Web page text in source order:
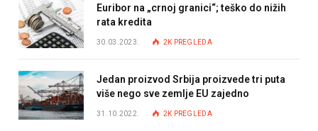
Euribor na „crnoj granici“; teško do nižih
rata kredita
30.03.2023. 2K PREGLEDA
Jedan proizvod Srbija proizvede tri puta
više nego sve zemlje EU zajedno
31.10.2022. 2K PREGLEDA